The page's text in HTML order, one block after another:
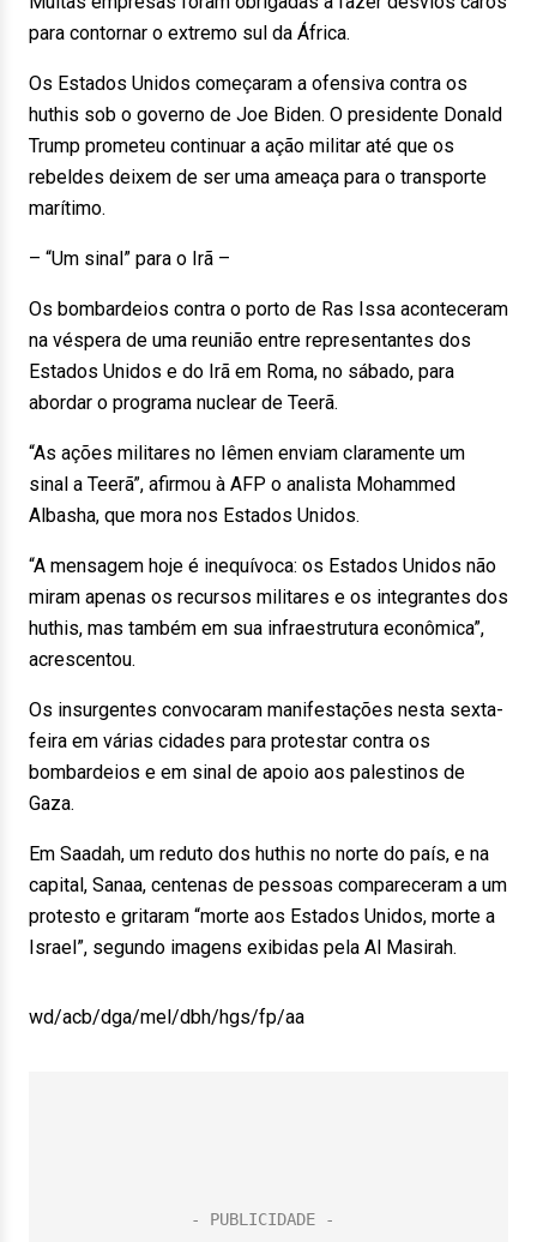
para contornar o extremo sul da África.
Os Estados Unidos começaram a ofensiva contra os
huthis sob o governo de Joe Biden. O presidente Donald
Trump prometeu continuar a ação militar até que os
rebeldes deixem de ser uma ameaça para o transporte
marítimo.
– “Um sinal” para o Irã –
Os bombardeios contra o porto de Ras Issa aconteceram
na véspera de uma reunião entre representantes dos
Estados Unidos e do Irã em Roma, no sábado, para
abordar o programa nuclear de Teerã.
“As ações militares no Iêmen enviam claramente um
sinal a Teerã”, afirmou à AFP o analista Mohammed
Albasha, que mora nos Estados Unidos.
“A mensagem hoje é inequívoca: os Estados Unidos não
miram apenas os recursos militares e os integrantes dos
huthis, mas também em sua infraestrutura econômica”,
acrescentou.
Os insurgentes convocaram manifestações nesta sexta-
feira em várias cidades para protestar contra os
bombardeios e em sinal de apoio aos palestinos de
Gaza.
Em Saadah, um reduto dos huthis no norte do país, e na
capital, Sanaa, centenas de pessoas compareceram a um
protesto e gritaram “morte aos Estados Unidos, morte a
Israel”, segundo imagens exibidas pela Al Masirah.
wd/acb/dga/mel/dbh/hgs/fp/aa